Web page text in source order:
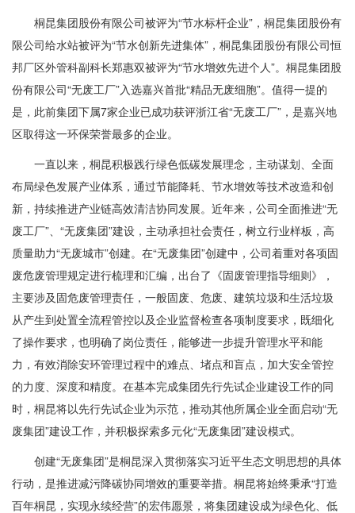
桐昆集团股份有限公司被评为“节水标杆企业”，桐昆集团股份有
限公司给水站被评为“节水创新先进集体”，桐昆集团股份有限公司恒
邦厂区外管科副科长郑惠双被评为“节水增效先进个人”。桐昆集团股
份有限公司“无废工厂”入选嘉兴首批“精品无废细胞”。值得一提的
是，此前集团下属7家企业已成功获评浙江省“无废工厂”，是嘉兴地
区取得这一环保荣誉最多的企业。
一直以来，桐昆积极践行绿色低碳发展理念，主动谋划、全面
布局绿色发展产业体系，通过节能降耗、节水增效等技术改造和创
新，持续推进产业链高效清洁协同发展。近年来，公司全面推进“无
废工厂”、“无废集团”建设，主动承担社会责任，树立行业样板，高
质量助力“无废城市”创建。在“无废集团”创建中，公司着重对各项固
废危废管理规定进行梳理和汇编，出台了《固废管理指导细则》，
主要涉及固危废管理责任，一般固废、危废、建筑垃圾和生活垃圾
从产生到处置全流程管控以及企业监督检查各项制度要求，既细化
了操作要求，也明确了岗位责任，能够进一步提升管理水平和能
力，有效消除安环管理过程中的难点、堵点和盲点，加大安全管控
的力度、深度和精度。在基本完成集团先行先试企业建设工作的同
时，桐昆将以先行先试企业为示范，推动其他所属企业全面启动“无
废集团”建设工作，并积极探索多元化“无废集团”建设模式。
创建“无废集团”是桐昆深入贯彻落实习近平生态文明思想的具体
行动，是推进减污降碳协同增效的重要举措。桐昆将始终秉承“打造
百年桐昆，实现永续经营”的宏伟愿景，将集团建设成为绿色化、低